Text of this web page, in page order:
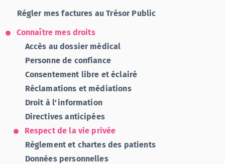
Régler mes factures au Trésor Public
Connaître mes droits
Accès au dossier médical
Personne de confiance
Consentement libre et éclairé
Réclamations et médiations
Droit à l'information
Directives anticipées
Respect de la vie privée
Règlement et chartes des patients
Données personnelles